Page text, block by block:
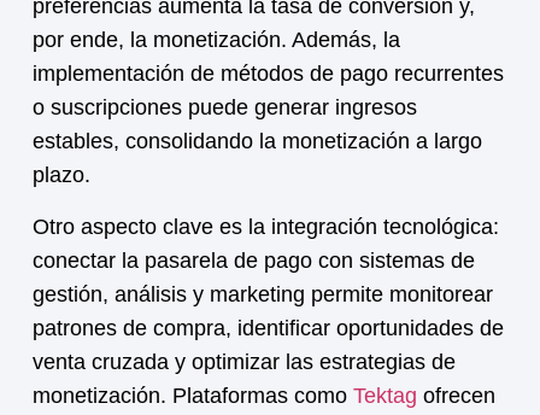
preferencias aumenta la tasa de conversión y,
por ende, la monetización. Además, la
implementación de métodos de pago recurrentes
o suscripciones puede generar ingresos
estables, consolidando la monetización a largo
plazo.
Otro aspecto clave es la integración tecnológica:
conectar la pasarela de pago con sistemas de
gestión, análisis y marketing permite monitorear
patrones de compra, identificar oportunidades de
venta cruzada y optimizar las estrategias de
monetización. Plataformas como Tektag ofrecen